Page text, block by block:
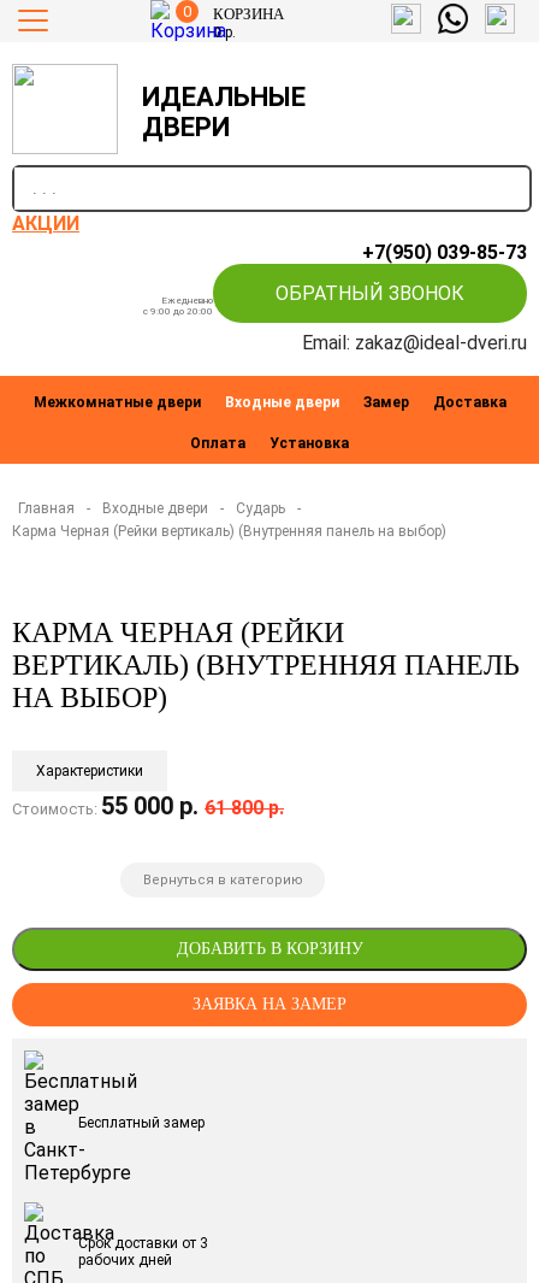
0 КОРЗИНА
0р.
ИДЕАЛЬНЫЕ
ДВЕРИ
АКЦИИ
+7(950) 039-85-73
Ежедневно
c 9:00 до 20:00
ОБРАТНЫЙ ЗВОНОК
Email: zakaz@ideal-dveri.ru
Межкомнатные двери Входные двери Замер Доставка
Оплата Установка
Главная - Входные двери - Сударь
-
Карма Черная (Рейки вертикаль) (Внутренняя панель на выбор)
КАРМА ЧЕРНАЯ (РЕЙКИ
ВЕРТИКАЛЬ) (ВНУТРЕННЯЯ ПАНЕЛЬ
НА ВЫБОР)
Характеристики
Стоимость: 55 000 р. 61 800 р.
Вернуться в категорию
ДОБАВИТЬ В КОРЗИНУ
ЗАЯВКА НА ЗАМЕР
Бесплатный замер
Срок доставки от 3
рабочих дней